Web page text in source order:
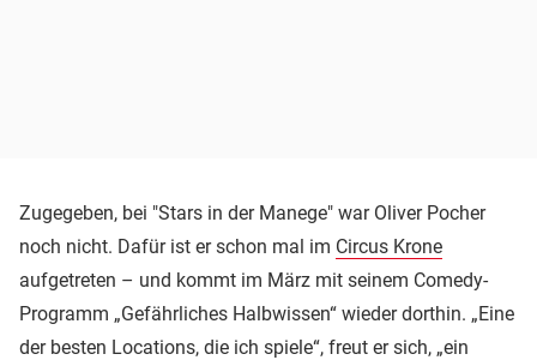
Zugegeben, bei "Stars in der Manege" war Oliver Pocher
noch nicht. Dafür ist er schon mal im Circus Krone
aufgetreten – und kommt im März mit seinem Comedy-
Programm „Gefährliches Halbwissen“ wieder dorthin. „Eine
der besten Locations, die ich spiele“, freut er sich, „ein